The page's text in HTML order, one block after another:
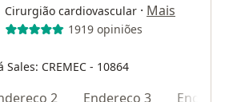
Cirurgião cardiovascular · Mais
1919 opiniões
CREMEC - 10864
2 Endereço 3 Endereço 4